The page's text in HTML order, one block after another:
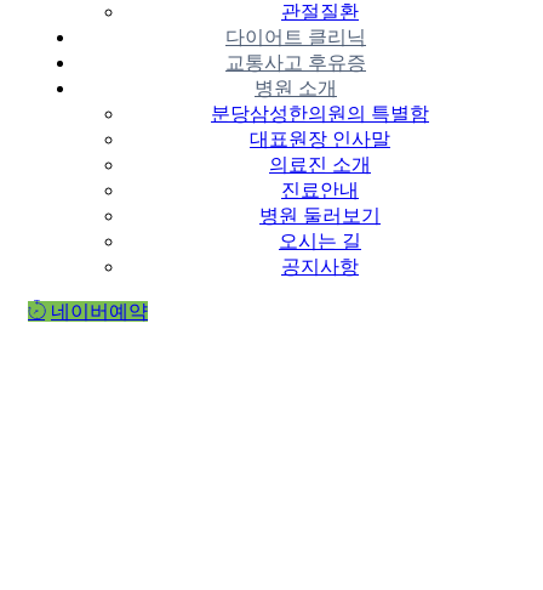
관절질환
다이어트 클리닉
교통사고 후유증
병원 소개
분당삼성한의원의 특별함
대표원장 인사말
의료진 소개
진료안내
병원 둘러보기
오시는 길
공지사항
네이버예약